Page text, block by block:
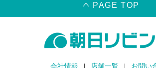
PAGE TOP
会社情報 店舗一覧 お問い